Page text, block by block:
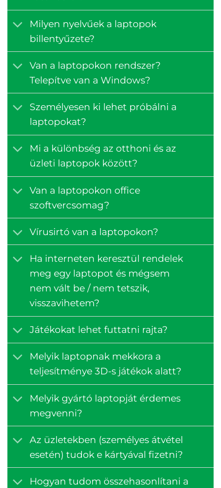
Milyen nyelvűek a laptopok
billentyűzete?
Van a laptopokon rendszer?
Telepítve van a Windows?
Személyesen ki lehet próbálni a
laptopokat?
Mi a különbség az otthoni és az
üzleti laptopok között?
Van a laptopokon office
szoftvercsomag?
Vírusirtó van a laptopokon?
Ha interneten keresztül rendelek
meg egy laptopot és mégsem
nem vált be / nem tetszik,
visszavihetem?
Játékokat lehet futtatni rajta?
Melyik laptopnak mekkora a
teljesítménye 3D-s játékok alatt?
Melyik gyártó laptopját érdemes
megvenni?
Az üzletekben (személyes átvétel
esetén) tudok e kártyával fizetni?
Hogyan tudom összehasonlítani a